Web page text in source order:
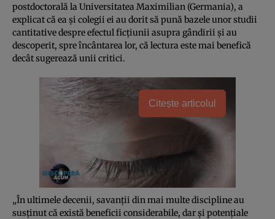
postdoctorală la Universitatea Maximilian (Germania), a
explicat că ea și colegii ei au dorit să pună bazele unor studii
cantitative despre efectul ficțiunii asupra gândirii și au
descoperit, spre încântarea lor, că lectura este mai benefică
decât sugerează unii critici.
Citește articolul
„În ultimele decenii, savanții din mai multe discipline au
susținut că există beneficii considerabile, dar și potențiale